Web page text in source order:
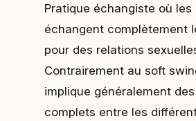
Pratique échangiste où les
échangent complètement
pour des relations
Contrairement au soft
implique généralement
complets entre les